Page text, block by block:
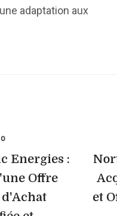
adaptation aux
Energies :
Offre
et